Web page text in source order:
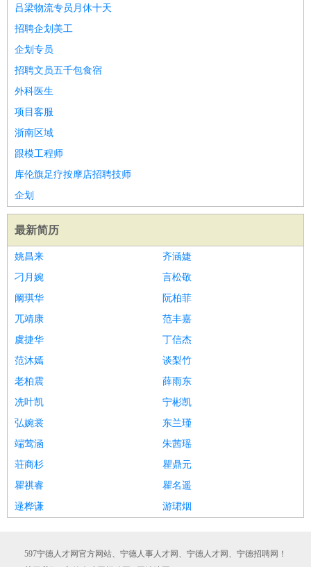
吕梁物流专员月休十天
招聘企划美工
企划专员
招聘文员五千包食宿
外科医生
项目客服
浙南区域
跟模工程师
库伦旗足疗按摩店招聘技师
企划
最新简历
姚昌来
齐涵婕
刁月婉
言松敬
阚琪华
阮柏菲
兀靖康
范丰嘉
虞捷华
丁信杰
范沐嫣
谈梨竹
老柏震
薛雨东
冼叶凯
宁彬凯
弘婉裳
东兰瑾
端莺涵
朱茜瑶
荘商杉
瞿鼎元
瞿祺睿
瞿名遥
逯桦谦
游珺烟
597宁德人才网官方网站、宁德人事人才网、宁德人才网、宁德招聘网！